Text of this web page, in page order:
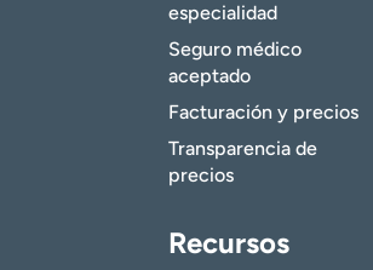
especialidad
Seguro médico
aceptado
Facturación y precios
Transparencia de
precios
Recursos